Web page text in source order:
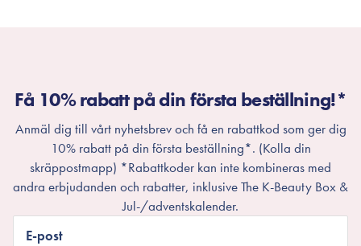
Få 10% rabatt på din första beställning!*
Anmäl dig till vårt nyhetsbrev och få en rabattkod som ger dig
10% rabatt på din första beställning*. (Kolla din
skräppostmapp) *Rabattkoder kan inte kombineras med
andra erbjudanden och rabatter, inklusive The K-Beauty Box &
Jul-/adventskalender.
E-post